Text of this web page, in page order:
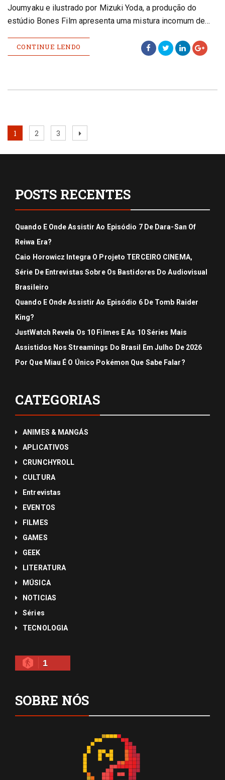
Joumyaku e ilustrado por Mizuki Yoda, a produção do
estúdio Bones Film apresenta uma mistura incomum de…
CONTINUE LENDO
Paginação
de
Page
1 Page
2 Page
3
Next
POSTS RECENTES
Quando E Onde Assistir Ao Episódio 7 De Dara-San Of
Reiwa Era?
Caio Horowicz Integra O Projeto TERCEIRO CINEMA,
Série De Entrevistas Sobre Os Bastidores Do Audiovisual
Brasileiro
Quando E Onde Assistir Ao Episódio 6 De Tomb Raider
King?
JustWatch Revela Os 10 Filmes E As 10 Séries Mais
Assistidos Nos Streamings Do Brasil Em Julho De 2026
Por Que Miau É O Único Pokémon Que Sabe Falar?
CATEGORIAS
ANIMES & MANGÁS
APLICATIVOS
CRUNCHYROLL
CULTURA
Entrevistas
EVENTOS
FILMES
GAMES
GEEK
LITERATURA
MÚSICA
NOTICIAS
Séries
TECNOLOGIA
1
SOBRE NÓS